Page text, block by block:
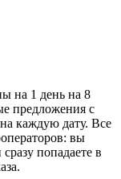
на 1 день на 8
предложения с
каждую дату. Все
вы
попадаете в